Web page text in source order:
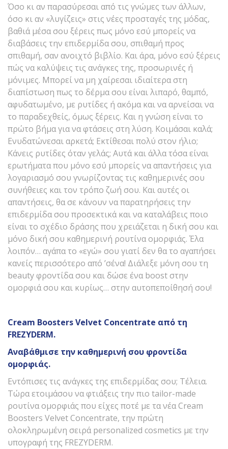
Όσο κι αν παρασύρεσαι από τις γνώμες των άλλων,
όσο κι αν «λυγίζεις» στις νέες προσταγές της μόδας,
βαθιά μέσα σου ξέρεις πως μόνο εσύ μπορείς να
διαβάσεις την επιδερμίδα σου, σπιθαμή προς
σπιθαμή, σαν ανοιχτό βιβλίο. Και άρα, μόνο εσύ ξέρεις
πώς να καλύψεις τις ανάγκες της, προσωρινές ή
μόνιμες. Μπορεί να μη χαίρεσαι ιδιαίτερα στη
διαπίστωση πως το δέρμα σου είναι λιπαρό, θαμπό,
αφυδατωμένο, με ρυτίδες ή ακόμα και να αρνείσαι να
το παραδεχθείς, όμως ξέρεις. Και η γνώση είναι το
πρώτο βήμα για να φτάσεις στη λύση. Κοιμάσαι καλά;
Ενυδατώνεσαι αρκετά; Εκτίθεσαι πολύ στον ήλιο;
Κάνεις ρυτίδες όταν γελάς; Αυτά και άλλα τόσα είναι
ερωτήματα που μόνο εσύ μπορείς να απαντήσεις για
λογαριασμό σου γνωρίζοντας τις καθημερινές σου
συνήθειες και τον τρόπο ζωή σου. Και αυτές οι
απαντήσεις, θα σε κάνουν να παρατηρήσεις την
επιδερμίδα σου προσεκτικά και να καταλάβεις ποιο
είναι το σχέδιο δράσης που χρειάζεται η δική σου και
μόνο δική σου καθημερινή ρουτίνα ομορφιάς. Έλα
λοιπόν… αγάπα το «εγώ» σου γιατί δεν θα το αγαπήσει
κανείς περισσότερο από ’σένα! Διάλεξε μόνη σου τη
beauty φροντίδα σου και δώσε ένα boost στην
ομορφιά σου και κυρίως… στην αυτοπεποίθησή σου!
Cream Boosters Velvet Concentrate από τη
FREZYDERM.
Αναβάθμισε την καθημερινή σου φροντίδα
ομορφιάς.
Εντόπισες τις ανάγκες της επιδερμίδας σου; Τέλεια.
Τώρα ετοιμάσου να φτιάξεις την πιο tailor-made
ρουτίνα ομορφιάς που είχες ποτέ με τα νέα Cream
Boosters Velvet Concentrate, την πρώτη
ολοκληρωμένη σειρά personalized cosmetics με την
υπογραφή της FREZYDERM.